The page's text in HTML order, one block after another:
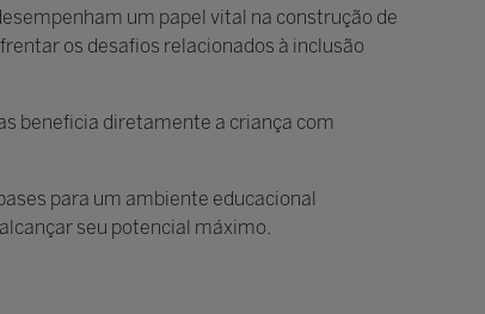
um papel vital na construção de
os desafios relacionados à inclusão
beneficia diretamente a criança com
para um ambiente educacional
seu potencial máximo.